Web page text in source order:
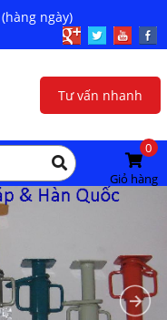
ngày)
Tư vấn nhanh
0
Giỏ hàng